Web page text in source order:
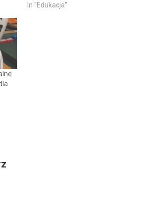
In "Edukacja"